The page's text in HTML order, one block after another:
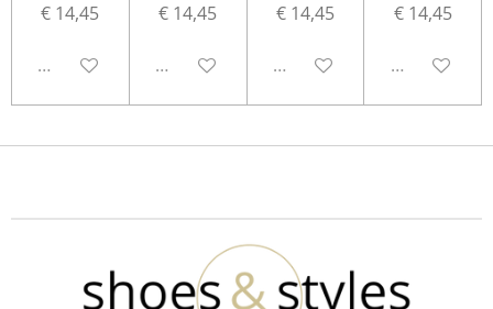
€ 14,45
Uitgeschakeld
€ 14,45
Uitgeschakeld
€ 14,45
Uitgeschakeld
€ 14,45